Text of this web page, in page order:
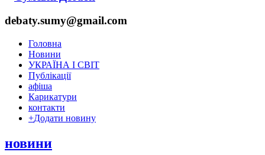
debaty.sumy@gmail.com
Головна
Новини
УКРАЇНА І СВІТ
Публікації
афіша
Карикатури
контакти
+Додати новину
новини